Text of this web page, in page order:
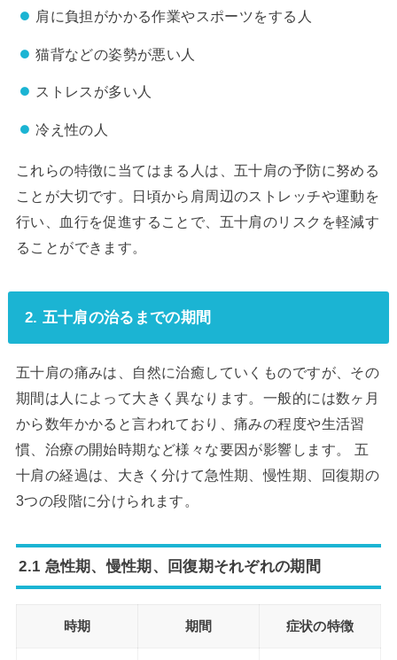
肩に負担がかかる作業やスポーツをする人
猫背などの姿勢が悪い人
ストレスが多い人
冷え性の人
これらの特徴に当てはまる人は、五十肩の予防に努める
ことが大切です。日頃から肩周辺のストレッチや運動を
行い、血行を促進することで、五十肩のリスクを軽減す
ることができます。
2. 五十肩の治るまでの期間
五十肩の痛みは、自然に治癒していくものですが、その
期間は人によって大きく異なります。一般的には数ヶ月
から数年かかると言われており、痛みの程度や生活習
慣、治療の開始時期など様々な要因が影響します。 五
十肩の経過は、大きく分けて急性期、慢性期、回復期の
3つの段階に分けられます。
2.1 急性期、慢性期、回復期それぞれの期間
時期 期間 症状の特徴